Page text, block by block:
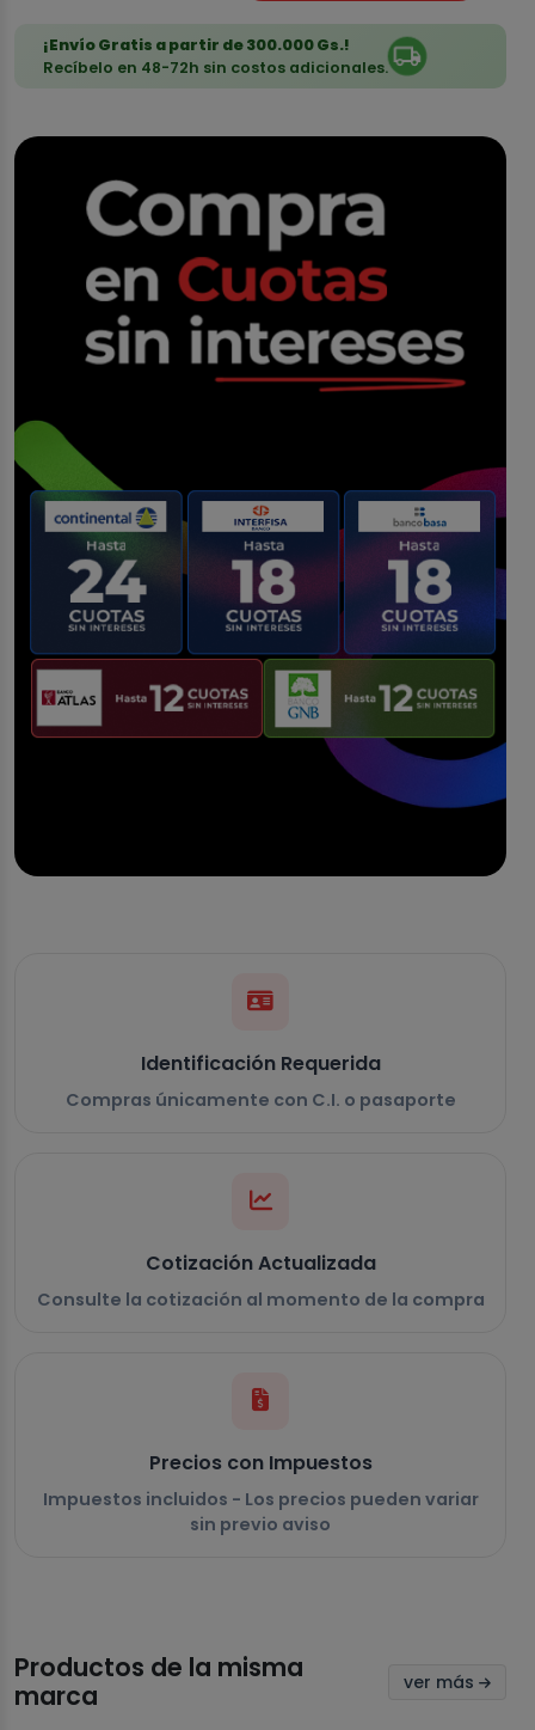
¡Envío Gratis a partir de 300.000 Gs.!
Recíbelo en 48-72h sin costos adicionales.
Identificación Requerida
Compras únicamente con C.I. o pasaporte
Cotización Actualizada
Consulte la cotización al momento de la compra
Precios con Impuestos
Impuestos incluidos - Los precios pueden variar
sin previo aviso
Productos de la misma
marca
ver más